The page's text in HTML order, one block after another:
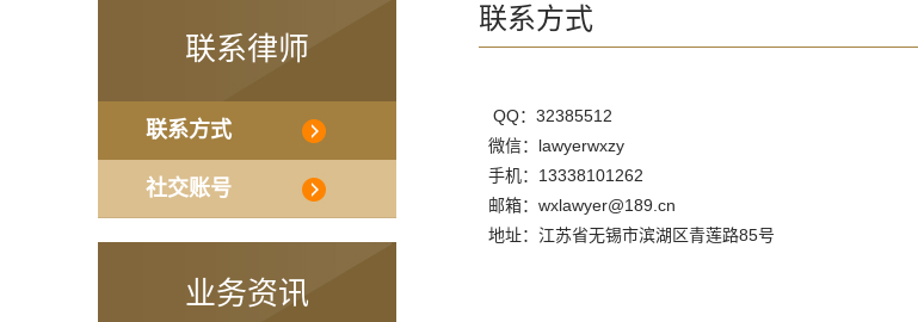
联系律师
联系方式
社交账号
业务资讯
联系方式
QQ：32385512
微信：lawyerwxzy
手机：13338101262
邮箱： wxlawyer@189.cn
地址：江苏省无锡市滨湖区青莲路85号